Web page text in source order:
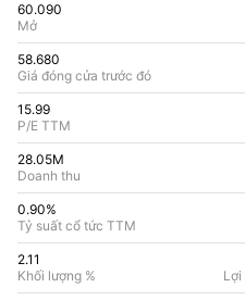
60.090
Mở
15.99
P/E TTM
58.680
Giá đóng cửa trước đó
28.05M
Doanh thu
0.90%
Tỷ suất cổ tức TTM
2.11
Khối lượng %
Lợi